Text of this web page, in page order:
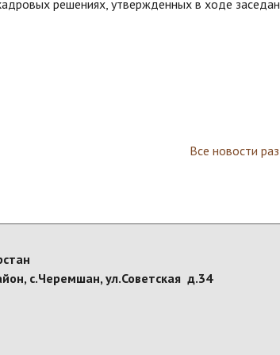
решениях, утвержденных в ходе
Все новости
с.Черемшан, ул.Советская д.34